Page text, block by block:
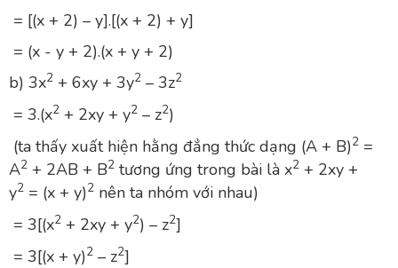
= [(x + 2) – y].[(x + 2) + y]
= (x - y + 2).(x + y + 2)
b) 3x2 + 6xy + 3y2 – 3z2
= 3.(x2 + 2xy + y2 – z2)
(ta thấy xuất hiện hằng đẳng thức dạng (A + B)2 =
A2 + 2AB + B2 tương ứng trong bài là x2 + 2xy +
y2 = (x + y)2 nên ta nhóm với nhau)
= 3[(x2 + 2xy + y2) – z2]
= 3[(x + y)2 – z2]